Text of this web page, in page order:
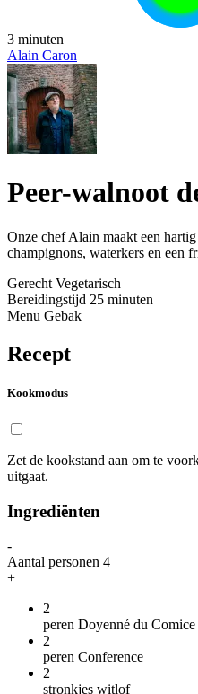
3 minuten
Alain Caron
Peer-walnoot
Onze chef Alain maakt een hartig
champignons, waterkers en een
Gerecht Vegetarisch
Bereidingstijd 25 minuten
Menu Gebak
Recept
Kookmodus
Zet de kookstand aan om te
uitgaat.
Ingrediënten
-
Aantal personen 4
+
2
peren Doyenné du Comice
2
peren Conference
2
stronkjes witlof